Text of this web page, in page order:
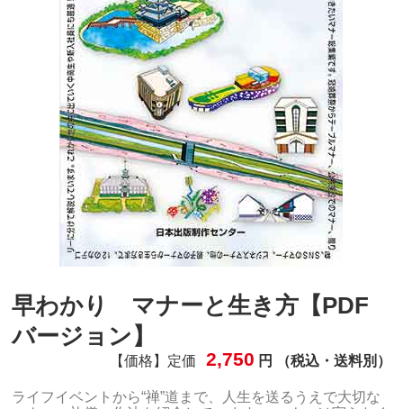
早わかり マナーと生き方【PDF
バージョン】
【価格】定価 2,750 円 （税込・送料別）
ライフイベントから“禅”道まで、人生を送るうえで大切な